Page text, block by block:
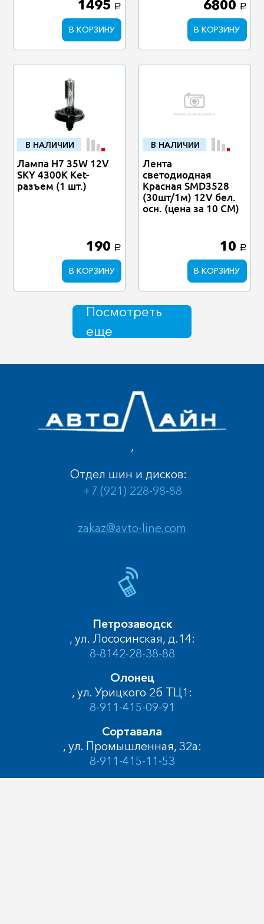
1495 a
В КОРЗИНУ
6800 a
В КОРЗИНУ
В НАЛИЧИИ
Лампа H7 35W 12V
SKY 4300K Ket-
разъем (1 шт.)
190 a
В КОРЗИНУ
В НАЛИЧИИ
Лента
светодиодная
Красная SMD3528
(30шт/1м) 12V бел.
осн. (цена за 10 СМ)
10 a
В КОРЗИНУ
Посмотреть
еще
,
zakaz@avto-line.com
Отдел шин и дисков:
+7 (921) 228-98-88
Петрозаводск
, ул. Лососинская, д.14:
8-8142-28-38-88
Олонец
, ул. Урицкого 2б ТЦ1:
8-911-415-09-91
Сортавала
, ул. Промышленная, 32а:
8-911-415-11-53